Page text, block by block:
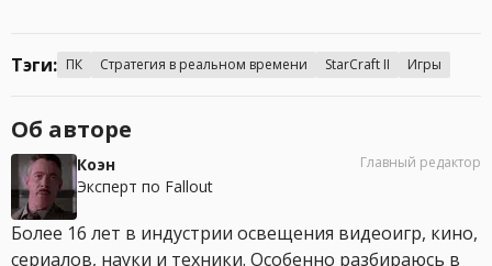
Тэги: ПК Стратегия в реальном времени StarCraft II Игры
Об авторе
Коэн
Эксперт по Fallout
Главный редактор
Более 16 лет в индустрии освещения видеоигр, кино,
сериалов, науки и техники. Особенно разбираюсь в